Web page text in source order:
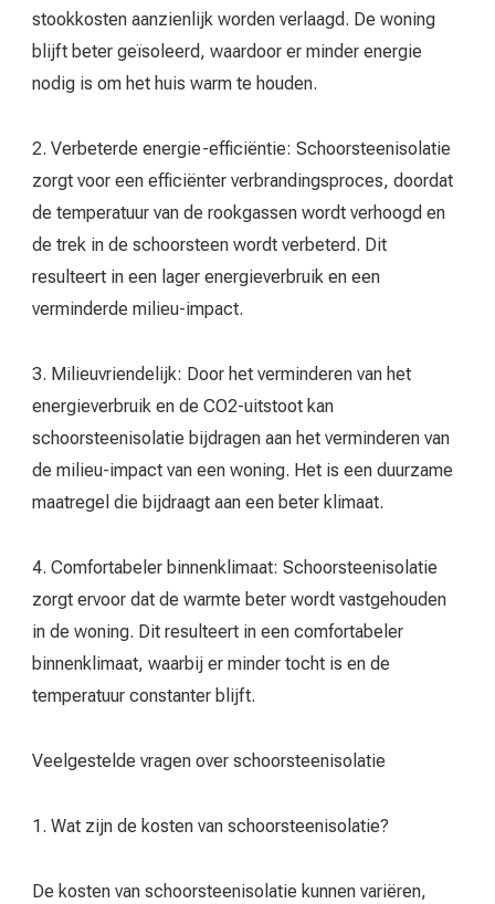
stookkosten aanzienlijk worden verlaagd. De woning
blijft beter geïsoleerd, waardoor er minder energie
nodig is om het huis warm te houden.
2. Verbeterde energie-efficiëntie: Schoorsteenisolatie
zorgt voor een efficiënter verbrandingsproces, doordat
de temperatuur van de rookgassen wordt verhoogd en
de trek in de schoorsteen wordt verbeterd. Dit
resulteert in een lager energieverbruik en een
verminderde milieu-impact.
3. Milieuvriendelijk: Door het verminderen van het
energieverbruik en de CO2-uitstoot kan
schoorsteenisolatie bijdragen aan het verminderen van
de milieu-impact van een woning. Het is een duurzame
maatregel die bijdraagt aan een beter klimaat.
4. Comfortabeler binnenklimaat: Schoorsteenisolatie
zorgt ervoor dat de warmte beter wordt vastgehouden
in de woning. Dit resulteert in een comfortabeler
binnenklimaat, waarbij er minder tocht is en de
temperatuur constanter blijft.
Veelgestelde vragen over schoorsteenisolatie
1. Wat zijn de kosten van schoorsteenisolatie?
De kosten van schoorsteenisolatie kunnen variëren,